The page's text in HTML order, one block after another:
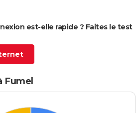
est-elle rapide ? Faites le test
Fumel